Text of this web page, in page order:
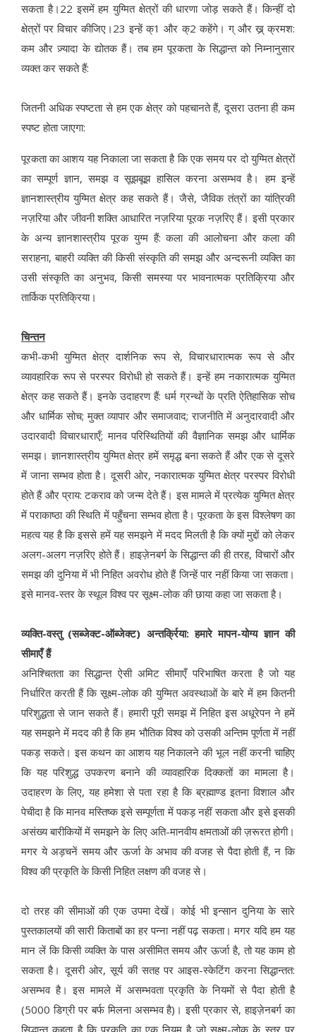
सकता है।22 इसमें हम युग्मित क्षेत्रों की धारणा जोड़ सकते हैं। किन्हीं दो
क्षेत्रों पर विचार कीजिए।23 इन्हें क्1 और क्2 कहेंगे। ग् और ख्र् क्रमश:
कम और ज़्यादा के द्योतक हैं। तब हम पूरकता के सिद्धान्त को निम्नानुसार
व्यक्त कर सकते हैं:
जितनी अधिक स्पष्टता से हम एक क्षेत्र को पहचानते हैं, दूसरा उतना ही कम
स्पष्ट होता जाएगा:
पूरकता का आशय यह निकाला जा सकता है कि एक समय पर दो युग्मित क्षेत्रों
का सम्पूर्ण ज्ञान, समझ व सूझबूझ हासिल करना असम्भव है। हम इन्हें
ज्ञानशास्त्रीय युग्मित क्षेत्र कह सकते हैं। जैसे, जैविक तंत्रों का यांत्रिकी
नज़रिया और जीवनी शक्ति आधारित नज़रिया पूरक नज़रिए हैं। इसी प्रकार
के अन्य ज्ञानशास्त्रीय पूरक युग्म हैं: कला की आलोचना और कला की
सराहना, बाहरी व्यक्ति की किसी संस्कृति की समझ और अन्दरूनी व्यक्ति का
उसी संस्कृति का अनुभव, किसी समस्या पर भावनात्मक प्रतिक्रिया और
तार्किक प्रतिक्रिया।
चिन्तन
कभी-कभी युग्मित क्षेत्र दार्शनिक रूप से, विचारधारात्मक रूप से और
व्यावहारिक रूप से परस्पर विरोधी हो सकते हैं। इन्हें हम नकारात्मक युग्मित
क्षेत्र कह सकते हैं। इनके उदाहरण हैं: धर्म ग्रन्थों के प्रति ऐतिहासिक सोच
और धार्मिक सोच; मुक्त व्यापार और समाजवाद; राजनीति में अनुदारवादी और
उदारवादी विचारधाराएँ; मानव परिस्थितियों की वैज्ञानिक समझ और धार्मिक
समझ। ज्ञानशास्त्रीय युग्मित क्षेत्र हमें समृद्ध बना सकते हैं और एक से दूसरे
में जाना सम्भव होता है। दूसरी ओर, नकारात्मक युग्मित क्षेत्र परस्पर विरोधी
होते हैं और प्राय: टकराव को जन्म देते हैं। इस मामले में प्रत्येक युग्मित क्षेत्र
में पराकाष्ठा की स्थिति में पहुँचना सम्भव होता है। पूरकता के इस विश्लेषण का
महत्व यह है कि इससे हमें यह समझने में मदद मिलती है कि क्यों मुद्दों को लेकर
अलग-अलग नज़रिए होते हैं। हाइज़ेनबर्ग के सिद्धान्त की ही तरह, विचारों और
समझ की दुनिया में भी निहित अवरोध होते हैं जिन्हें पार नहीं किया जा सकता।
इसे मानव-स्तर के स्थूल विश्व पर सूक्ष्म-लोक की छाया कहा जा सकता है।
व्यक्ति-वस्तु (सब्जेक्ट-ऑब्जेक्ट) अन्तर्क्रिया: हमारे मापन-योग्य ज्ञान की
सीमाएँ हैं
अनिश्चितता का सिद्धान्त ऐसी अमिट सीमाएँ परिभाषित करता है जो यह
निर्धारित करती हैं कि सूक्ष्म-लोक की युग्मित अवस्थाओं के बारे में हम कितनी
परिशुद्धता से जान सकते हैं। हमारी पूरी समझ में निहित इस अधूरेपन ने हमें
यह समझने में मदद की है कि हम भौतिक विश्व को उसकी अन्तिम पूर्णता में नहीं
पकड़ सकते। इस कथन का आशय यह निकालने की भूल नहीं करनी चाहिए
कि यह परिशुद्ध उपकरण बनाने की व्यावहारिक दिक्कतों का मामला है।
उदाहरण के लिए, यह हमेशा से पता रहा है कि ब्रह्माण्ड इतना विशाल और
पेचीदा है कि मानव मस्तिष्क इसे सम्पूर्णता में पकड़ नहीं सकता और इसे इसकी
असंख्य बारीकियों में समझने के लिए अति-मानवीय क्षमताओं की ज़रूरत होगी।
मगर ये अड़चनें समय और ऊर्जा के अभाव की वजह से पैदा होती हैं, न कि
विश्व की प्रकृति के किसी निहित लक्षण की वजह से।
दो तरह की सीमाओं की एक उपमा देखें। कोई भी इन्सान दुनिया के सारे
पुस्तकालयों की सारी किताबों का हर पन्ना नहीं पढ़ सकता। मगर यदि हम यह
मान लें कि किसी व्यक्ति के पास असीमित समय और ऊर्जा है, तो यह काम हो
सकता है। दूसरी ओर, सूर्य की सतह पर आइस-स्केटिंग करना सिद्धान्तत:
असम्भव है। इस मामले में असम्भवता प्रकृति के नियमों से पैदा होती है
(5000 डिग्री पर बर्फ मिलना असम्भव है)। इसी प्रकार से, हाइज़ेनबर्ग का
सिद्धान्त कहता है कि प्रकृति का एक नियम है जो सूक्ष्म-लोक के स्तर पर